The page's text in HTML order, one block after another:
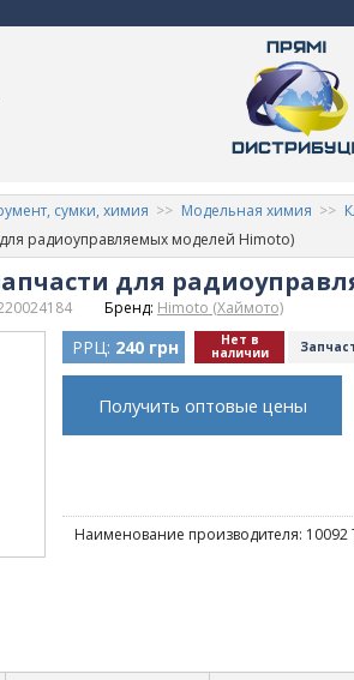
сумки, химия Модельная химия
для радиоуправляемых моделей Himoto)
для
Бренд: Himoto (Хаймото)
РРЦ: 240 грн Нет в
наличии
Получить оптовые цены
Наименование производителя: 10092